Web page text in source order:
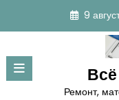
содержимому
9
Ремонт,